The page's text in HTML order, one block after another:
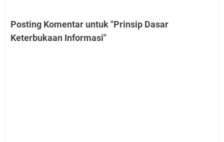
Posting Komentar untuk "Prinsip Dasar
Keterbukaan Informasi"